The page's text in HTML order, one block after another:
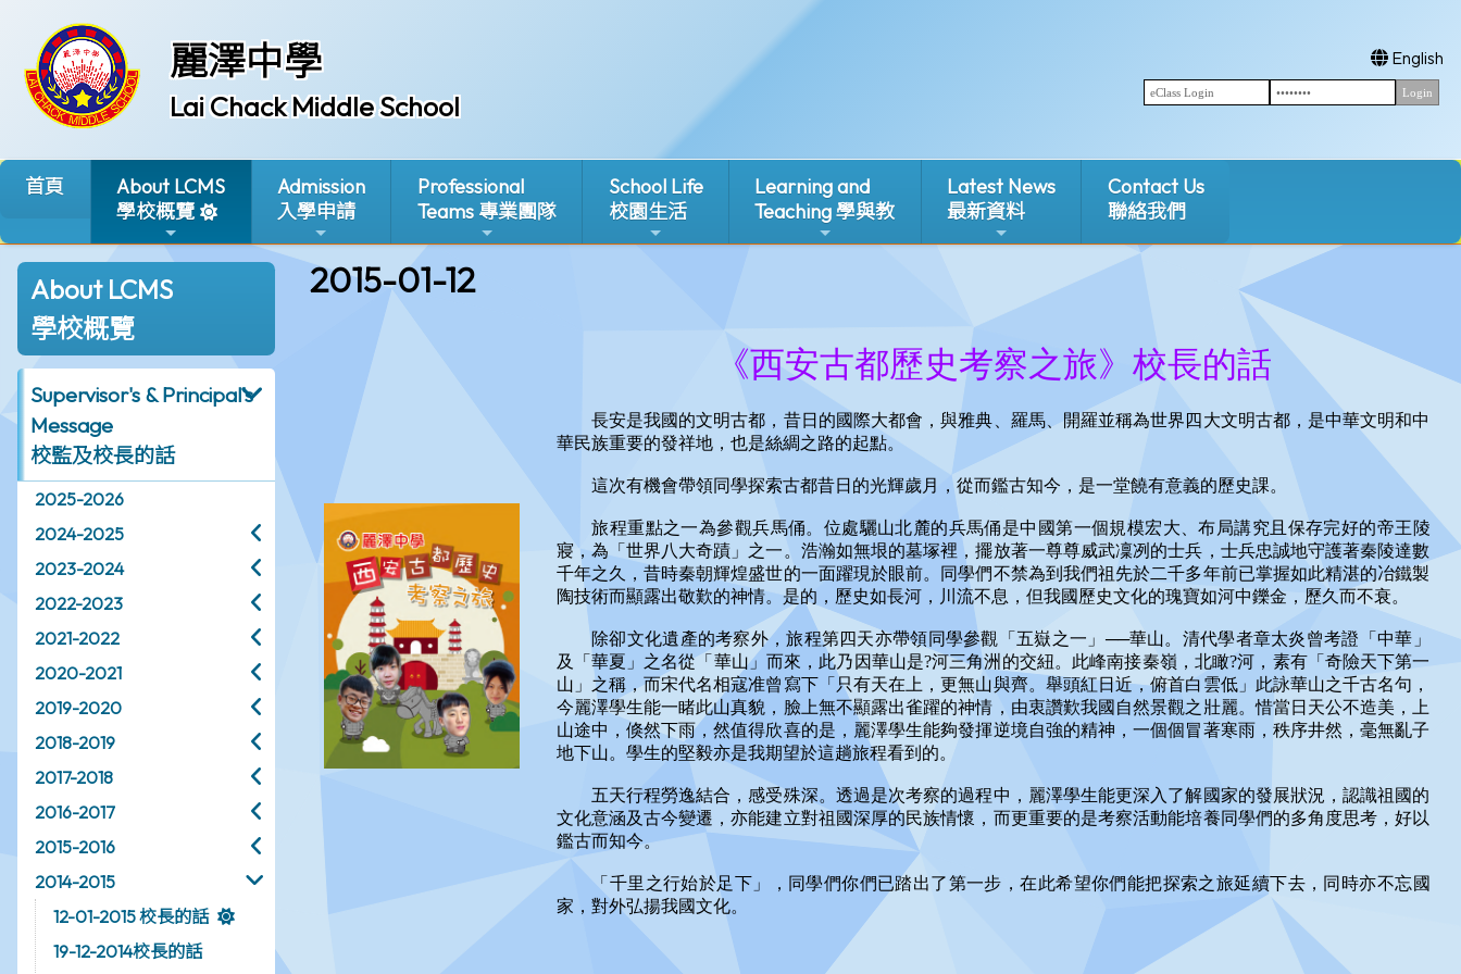
麗澤中學
Lai Chack Middle School
English
首頁
About LCMS
學校概覽
Admission
入學申請
Professional
Teams 專業團隊
School Life
校園生活
Learning and
Teaching 學與教
Latest News
最新資料
Contact Us
聯絡我們
About LCMS
學校概覽
Supervisor's & Principal's
Message
校監及校長的話
2025-2026
2024-2025
2023-2024
2022-2023
2021-2022
2020-2021
2019-2020
2018-2019
2017-2018
2016-2017
2015-2016
2014-2015
12-01-2015 校長的話
19-12-2014校長的話
2015-01-12